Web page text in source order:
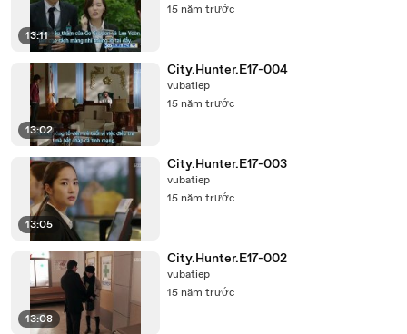
13:11
15 năm trước
13:02
City.Hunter.E17-004
vubatiep
15 năm trước
13:05
City.Hunter.E17-003
vubatiep
15 năm trước
13:08
City.Hunter.E17-002
vubatiep
15 năm trước